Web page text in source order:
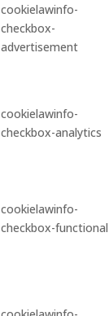
cookielawinfo-
checkbox-
advertisement
cookielawinfo-
checkbox-analytics
cookielawinfo-
checkbox-functional